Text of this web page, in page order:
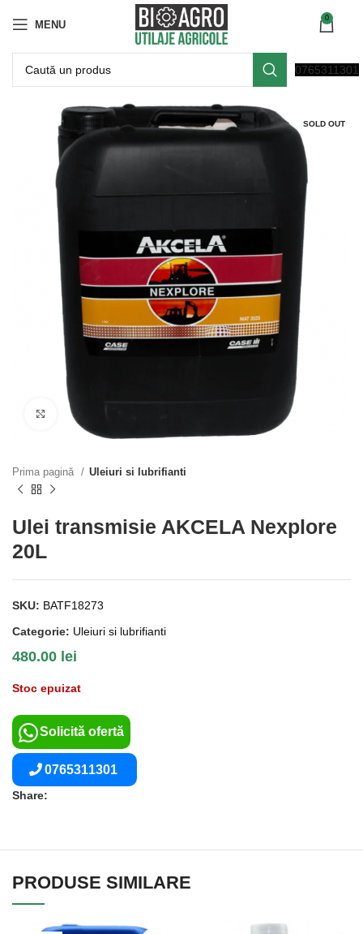
MENU
0
0765311301
SOLD OUT
Click to enlarge
Prima pagină Uleiuri si lubrifianti
Ulei transmisie AKCELA Nexplore
20L
SKU: BATF18273
Categorie: Uleiuri si lubrifianti
480.00 lei
Stoc epuizat
Solicită ofertă
0765311301
Share:
PRODUSE SIMILARE